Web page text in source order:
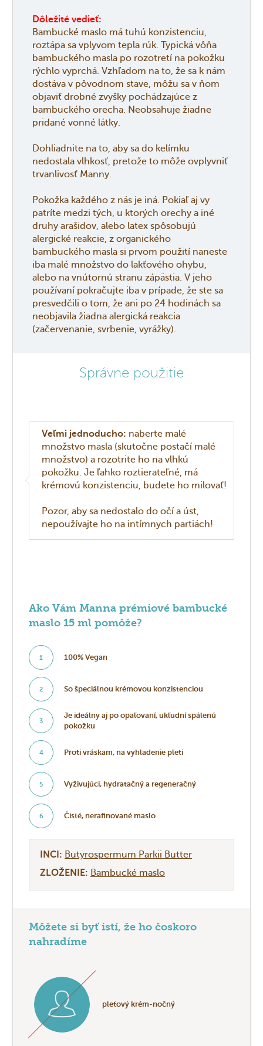
Dôležité vedieť:
Bambucké maslo má tuhú konzistenciu,
roztápa sa vplyvom tepla rúk. Typická vôňa
bambuckého masla po rozotretí na pokožku
rýchlo vyprchá. Vzhľadom na to, že sa k nám
dostáva v pôvodnom stave, môžu sa v ňom
objaviť drobné zvyšky pochádzajúce z
bambuckého orecha. Neobsahuje žiadne
pridané vonné látky.
Dohliadnite na to, aby sa do kelímku
nedostala vlhkosť, pretože to môže ovplyvniť
trvanlivosť Manny.
Pokožka každého z nás je iná. Pokiaľ aj vy
patríte medzi tých, u ktorých orechy a iné
druhy arašidov, alebo latex spôsobujú
alergické reakcie, z organického
bambuckého masla si prvom použití naneste
iba malé množstvo do lakťového ohybu,
alebo na vnútornú stranu zápästia. V jeho
používaní pokračujte iba v prípade, že ste sa
presvedčili o tom, že ani po 24 hodinách sa
neobjavila žiadna alergická reakcia
(začervenanie, svrbenie, vyrážky).
Správne použitie
Veľmi jednoducho: naberte malé
množstvo masla (skutočne postačí malé
množstvo) a rozotrite ho na vlhkú
pokožku. Je ľahko roztierateľné, má
krémovú konzistenciu, budete ho milovať!
Pozor, aby sa nedostalo do očí a úst,
nepoužívajte ho na intímnych partiách!
Ako Vám Manna prémiové bambucké
maslo 15 ml pomôže?
1 100% Vegan
2 So špeciálnou krémovou konzistenciou
3
Je ideálny aj po opaľovaní, ukľudní spálenú
pokožku
4 Proti vráskam, na vyhladenie pleti
5 Vyživujúci, hydratačný a regeneračný
6 Čisté, nerafinované maslo
INCI: Butyrospermum Parkii Butter
ZLOŽENIE: Bambucké maslo
Môžete si byť istí, že ho čoskoro
nahradíme
pleťový krém-nočný